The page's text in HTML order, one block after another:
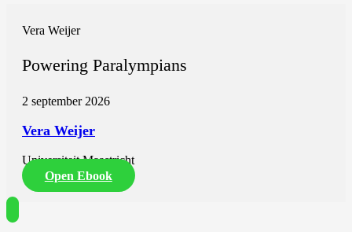
Vera Weijer
Powering Paralympians
2 september 2026
Vera Weijer
Universiteit Maastricht
Open Ebook